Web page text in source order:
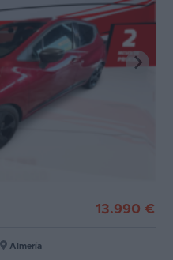
13.990 €
Almería